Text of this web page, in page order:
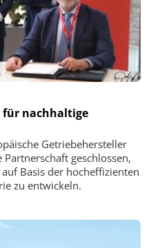
für nachhaltige
Getriebehersteller
geschlossen,
Basis der hocheffizienten
zu entwickeln.